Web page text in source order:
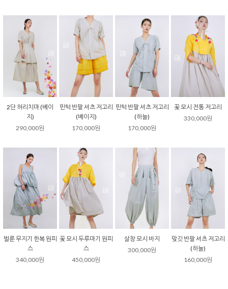
2단 허리치마 (베이
지)
290,000원
핀턱 반팔 셔츠 저고리
(베이지)
170,000원
핀턱 반팔 셔츠 저고리
(하늘)
170,000원
꽃 모시 전통 저고리
330,000원
벌룬 무지기 한복 원피
스
340,000원
꽃 모시 두루마기 원피
스
450,000원
살창 모시 바지
300,000원
맞깃 반팔 셔츠 저고리
(하늘)
160,000원